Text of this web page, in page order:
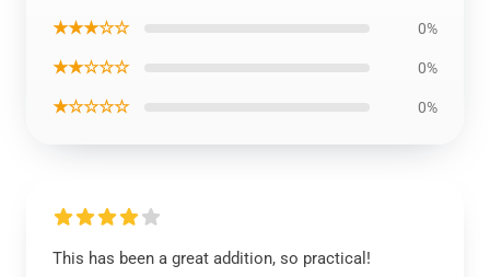
★★★☆☆ 0%
★★☆☆☆ 0%
★☆☆☆☆ 0%
This has been a great addition, so practical!